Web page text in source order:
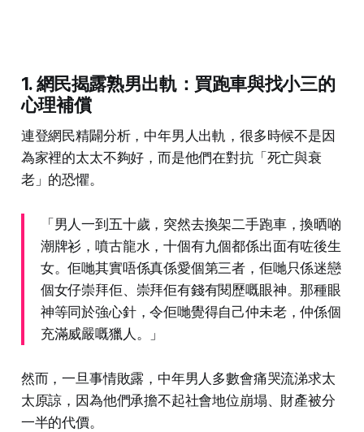
1. 網民揭露熟男出軌：買跑車與找小三的
心理補償
連登網民精闢分析，中年男人出軌，很多時候不是因
為家裡的太太不夠好，而是他們在對抗「死亡與衰
老」的恐懼。
「男人一到五十歲，突然去換架二手跑車，換晒啲
潮牌衫，噴古龍水，十個有九個都係出面有咗後生
女。佢哋其實唔係真係愛個第三者，佢哋只係迷戀
個女仔崇拜佢、崇拜佢有錢有閱歷嘅眼神。那種眼
神等同於強心針，令佢哋覺得自己仲未老，仲係個
充滿威嚴嘅獵人。」
然而，一旦事情敗露，中年男人多數會痛哭流涕求太
太原諒，因為他們承擔不起社會地位崩塌、財產被分
一半的代價。